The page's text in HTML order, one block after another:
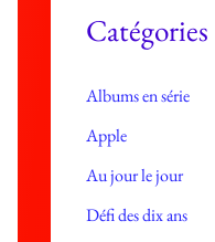
sCatégories
Albums en série
Apple
Au jour le jour
Défi des dix ans